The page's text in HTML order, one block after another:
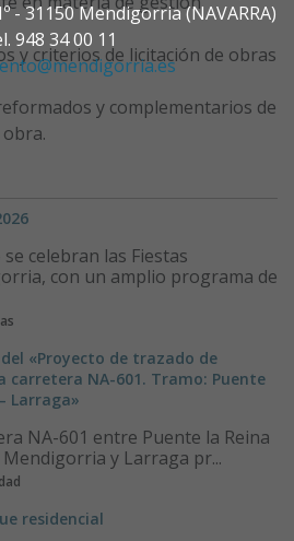
- 31150 Mendigorria (NAVARRA)
948 34 00 11
y criterios de licitación de obras
y complementarios de
celebran las Fiestas
con un amplio programa de
«Proyecto de trazado de
carretera NA-601. Tramo: Puente
Larraga»
NA-601 entre Puente la Reina
y Larraga pr...
residencial